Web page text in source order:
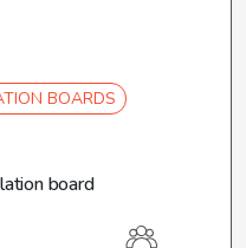
BOARDS
board